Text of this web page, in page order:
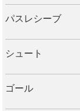
パスレシーブ
シュート
ゴール